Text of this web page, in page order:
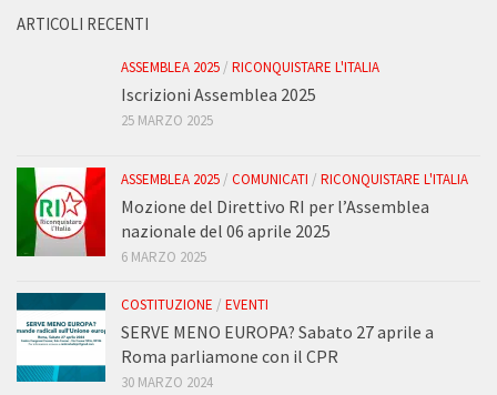
ARTICOLI RECENTI
ASSEMBLEA 2025 / RICONQUISTARE L'ITALIA
Iscrizioni Assemblea 2025
25 MARZO 2025
ASSEMBLEA 2025 / COMUNICATI / RICONQUISTARE L'ITALIA
Mozione del Direttivo RI per l’Assemblea
nazionale del 06 aprile 2025
6 MARZO 2025
COSTITUZIONE / EVENTI
SERVE MENO EUROPA? Sabato 27 aprile a
Roma parliamone con il CPR
30 MARZO 2024